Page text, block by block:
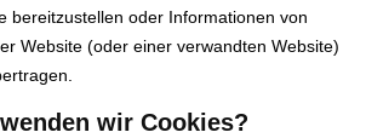
bereitzustellen oder Informationen von
Website (oder einer verwandten Website)
wir Cookies?